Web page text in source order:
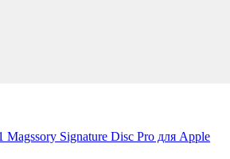
Magssory Signature Disc Pro для Apple